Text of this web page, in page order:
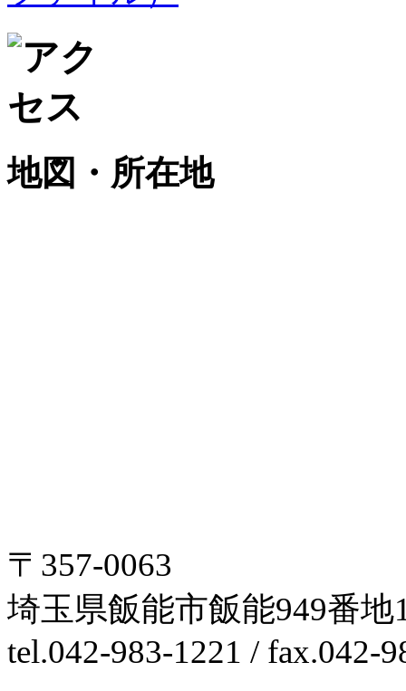
地図・所在地
〒357-0063
埼玉県飯能市飯能949番地
tel.042-983-1221 / fax.042-